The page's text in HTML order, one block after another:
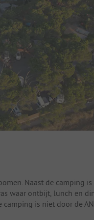
Naast de camping
waar ontbijt, lunch en
is niet door de